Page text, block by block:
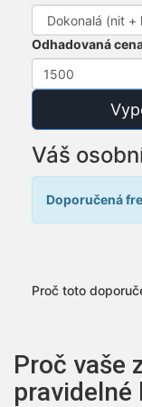
Odhadovaná
Váš
Doporučená
Proč toto
Proč vaše
pravidelné